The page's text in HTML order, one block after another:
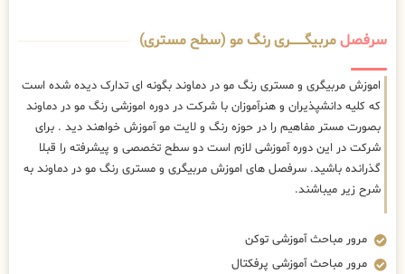
سرفصلمربیگــــــــری رنگ مو (سطح مستری)
اموزش مربیگری و مستری رنگ مو در دماوند بگونه ای تدارک دیده شده است
که کلیه دانشپذیران و هنرآموزان با شرکت در دوره اموزشی رنگ مو در دماوند
بصورت مستر مفاهیم را در حوزه رنگ و لایت مو آموزش خواهند دید . برای
شرکت در این دوره آموزشی لازم است دو سطح تخصصی و پیشرفته را قبلا
گذرانده باشید. سرفصل های اموزش مربیگری و مستری رنگ مو در دماوند به
شرح زیر میباشند.
مرور مباحث آموزشی توکن
مرور مباحث آموزشی پرفکتال